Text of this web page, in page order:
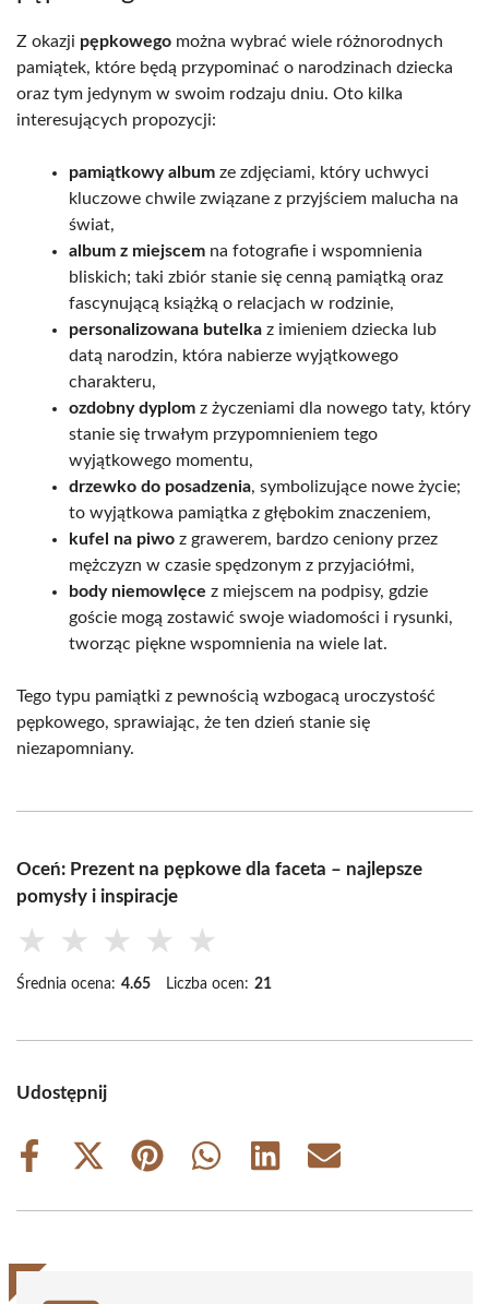
Z okazji pępkowego można wybrać wiele różnorodnych
pamiątek, które będą przypominać o narodzinach dziecka
oraz tym jedynym w swoim rodzaju dniu. Oto kilka
interesujących propozycji:
pamiątkowy album ze zdjęciami, który uchwyci
kluczowe chwile związane z przyjściem malucha na
świat,
album z miejscem na fotografie i wspomnienia
bliskich; taki zbiór stanie się cenną pamiątką oraz
fascynującą książką o relacjach w rodzinie,
personalizowana butelka z imieniem dziecka lub
datą narodzin, która nabierze wyjątkowego
charakteru,
ozdobny dyplom z życzeniami dla nowego taty, który
stanie się trwałym przypomnieniem tego
wyjątkowego momentu,
drzewko do posadzenia, symbolizujące nowe życie;
to wyjątkowa pamiątka z głębokim znaczeniem,
kufel na piwo z grawerem, bardzo ceniony przez
mężczyzn w czasie spędzonym z przyjaciółmi,
body niemowlęce z miejscem na podpisy, gdzie
goście mogą zostawić swoje wiadomości i rysunki,
tworząc piękne wspomnienia na wiele lat.
Tego typu pamiątki z pewnością wzbogacą uroczystość
pępkowego, sprawiając, że ten dzień stanie się
niezapomniany.
Oceń: Prezent na pępkowe dla faceta – najlepsze
pomysły i inspiracje
★ ★ ★ ★ ★
Średnia ocena: 4.65 Liczba ocen: 21
Udostępnij
Share
Share
(Twitter)
Share
Share
Share
Share